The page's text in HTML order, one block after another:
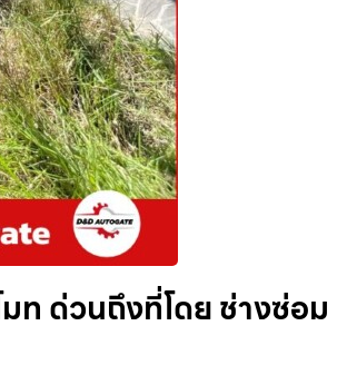
ท ด่วนถึงที่โดย ช่างซ่อม